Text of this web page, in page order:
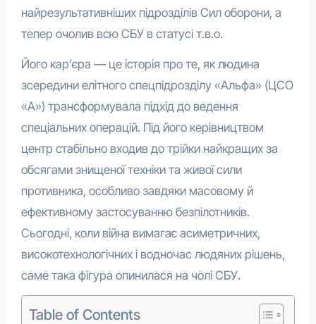
найрезультативніших підрозділів Сил оборони, а
тепер очолив всю СБУ в статусі т.в.о.
Його кар’єра — це історія про те, як людина
зсередини елітного спецпідрозділу «Альфа» (ЦСО
«А») трансформувала підхід до ведення
спеціальних операцій. Під його керівництвом
центр стабільно входив до трійки найкращих за
обсягами знищеної техніки та живої сили
противника, особливо завдяки масовому й
ефективному застосуванню безпілотників.
Сьогодні, коли війна вимагає асиметричних,
високотехнологічних і водночас людяних рішень,
саме така фігура опинилася на чолі СБУ.
Table of Contents